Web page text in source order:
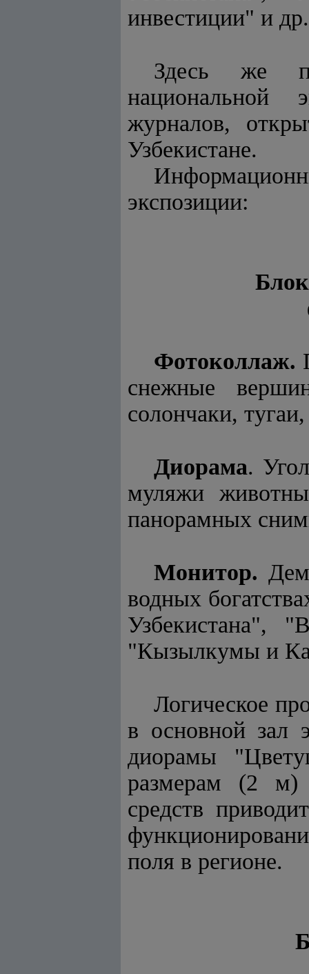
инвестиции" и др.
Здесь же
национальной
журналов,
Узбекистане.
экспозиции:
Фотоколлаж.
снежные
солончаки,
Диорама.
муляжи
панорамных
Монитор.
водных
Узбекистана",
"Кызылкумы и
Логическое
в основной зал
диорамы
размерам (2 м)
средств
поля в регионе.